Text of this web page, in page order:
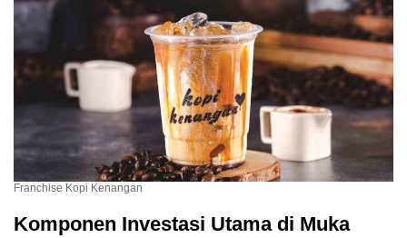
Franchise Kopi Kenangan
Komponen Investasi Utama di Muka